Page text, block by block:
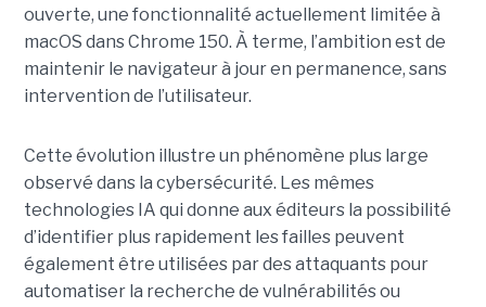
ouverte, une fonctionnalité actuellement limitée à
macOS dans Chrome 150. À terme, l’ambition est de
maintenir le navigateur à jour en permanence, sans
intervention de l’utilisateur.
Cette évolution illustre un phénomène plus large
observé dans la cybersécurité. Les mêmes
technologies IA qui donne aux éditeurs la possibilité
d’identifier plus rapidement les failles peuvent
également être utilisées par des attaquants pour
automatiser la recherche de vulnérabilités ou